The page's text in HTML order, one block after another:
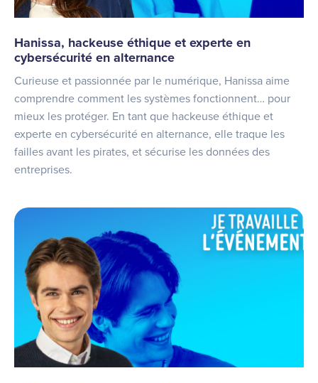
Hanissa, hackeuse éthique et experte en
cybersécurité en alternance
Curieuse et passionnée par le numérique, Hanissa aime
comprendre comment les systèmes fonctionnent… pour
mieux les protéger. En tant que hackeuse éthique et
experte en cybersécurité en alternance, elle traque les
failles avant les pirates, et sécurise les données des
entreprises.